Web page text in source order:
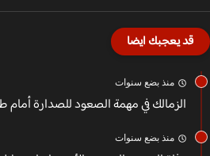
قد يعجبك ايضا
منذ بضع سنوات
الزمالك في مهمة الصعود للصدارة أمام
منذ بضع سنوات